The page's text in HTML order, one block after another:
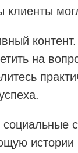
клиенты
на
истории